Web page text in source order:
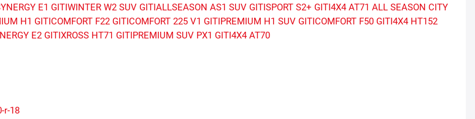
E1 GITIWINTER W2 SUV GITIALLSEASON AS1 SUV GITISPORT S2+ GITI4X4 AT71 ALL SEASON CITY
H1 GITICOMFORT F22 GITICOMFORT 225 V1 GITIPREMIUM H1 SUV GITICOMFORT F50 GITI4X4 HT152
E2 GITIXROSS HT71 GITIPREMIUM SUV PX1 GITI4X4 AT70
r-18